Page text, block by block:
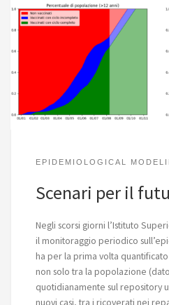
EPIDEMIOLOGICAL
Scenari per il
Negli scorsi giorni l’Istituto
il monitoraggio periodico
ha per la prima volta
non solo tra la popolazione
quotidianamente sul repository
nuovi casi, tra i ricoverati nei